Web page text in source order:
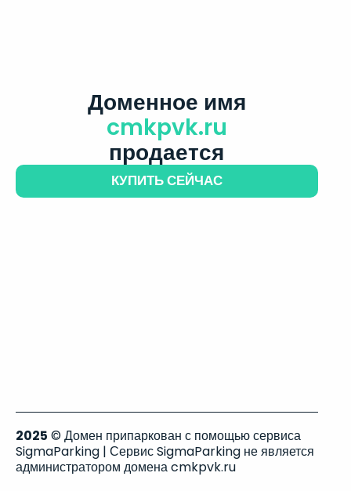
Доменное имя
cmkpvk.ru
продается
КУПИТЬ СЕЙЧАС
2025 © Домен припаркован с помощью сервиса
SigmaParking | Сервис SigmaParking не является
администратором домена cmkpvk.ru